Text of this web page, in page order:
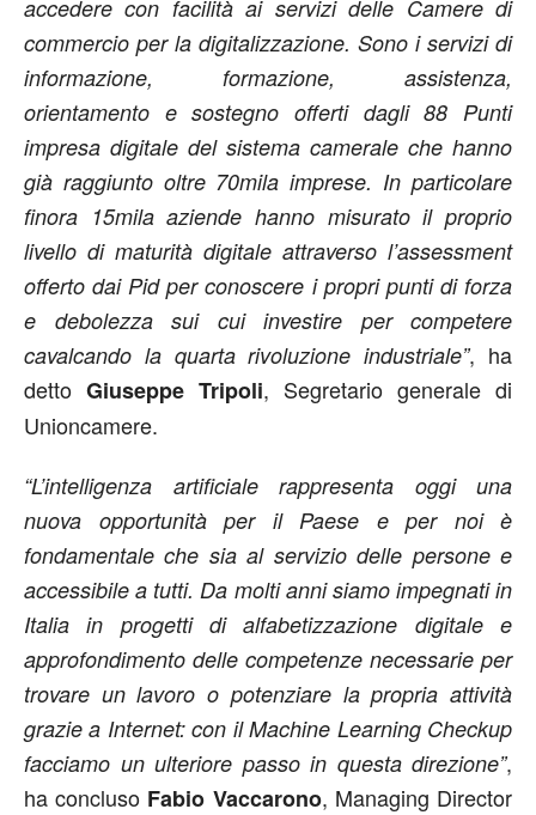
accedere con facilità ai servizi delle Camere di
commercio per la digitalizzazione. Sono i servizi di
informazione, formazione, assistenza,
orientamento e sostegno offerti dagli 88 Punti
impresa digitale del sistema camerale che hanno
già raggiunto oltre 70mila imprese. In particolare
finora 15mila aziende hanno misurato il proprio
livello di maturità digitale attraverso l’assessment
offerto dai Pid per conoscere i propri punti di forza
e debolezza sui cui investire per competere
cavalcando la quarta rivoluzione industriale”, ha
detto Giuseppe Tripoli, Segretario generale di
Unioncamere.
“L’intelligenza artificiale rappresenta oggi una
nuova opportunità per il Paese e per noi è
fondamentale che sia al servizio delle persone e
accessibile a tutti. Da molti anni siamo impegnati in
Italia in progetti di alfabetizzazione digitale e
approfondimento delle competenze necessarie per
trovare un lavoro o potenziare la propria attività
grazie a Internet: con il Machine Learning Checkup
facciamo un ulteriore passo in questa direzione”,
ha concluso Fabio Vaccarono, Managing Director